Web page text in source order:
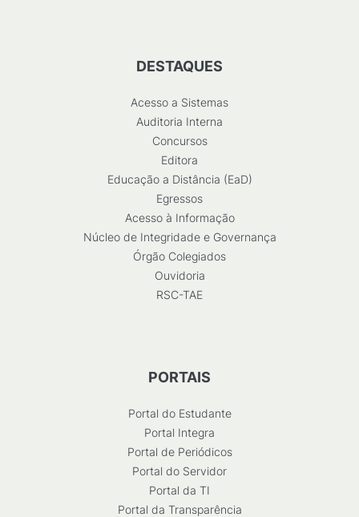
DESTAQUES
Acesso a Sistemas
Auditoria Interna
Concursos
Editora
Educação a Distância (EaD)
Egressos
Acesso à Informação
Núcleo de Integridade e Governança
Órgão Colegiados
Ouvidoria
RSC-TAE
PORTAIS
Portal do Estudante
Portal Integra
Portal de Periódicos
Portal do Servidor
Portal da TI
Portal da Transparência